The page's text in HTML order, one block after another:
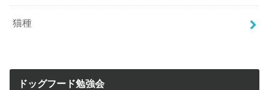
猫種
ドッグフード勉強会